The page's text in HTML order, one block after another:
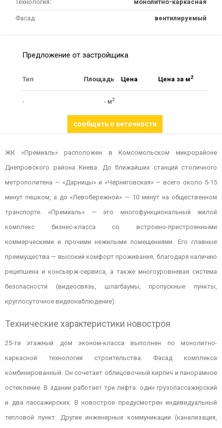
Технология: монолитно-каркасная
Фасад: вентилируемый
Предложение от застройщика
Тип Площадь Цена Цена за м2
- - м2
сообщить о неточности
ЖК «Премиаль» расположен в Комсомольском микрорайоне
Днепровского района Киева. До ближайших станций столичного
метрополитена — «Дарницы» и «Черниговская» — всего около 5-15
минут пешком, а до «Левобережной» — 10 минут на общественном
транспорте. «Премиаль» — это многофункциональный жилой
комплекс бизнес-класса со встроено-пристроенными
коммерческими и прочими нежилыми помещениями. Его главные
преимущества — высокий комфорт проживания, благодаря наличию
рецепшена и консьерж-сервиса, а также многоуровневая система
безопасности (видеосвязь, шлагбаумы, пропускные пункты,
круглосуточное видеонаблюдение).
Технические характеристики новостроя
25-ти этажный дом эконом-класса выполнен по монолитно-
каркасной технологии строительства. Фасад комплекса
комбинированный. Он сочетает облицовочный кирпич и панорамное
остекление. В здании работает три лифта: один грузопассажирский
и два пассажирских. В новострое предусмотрен индивидуальный
тепловой пункт. Другие инженерные коммуникации (канализация,